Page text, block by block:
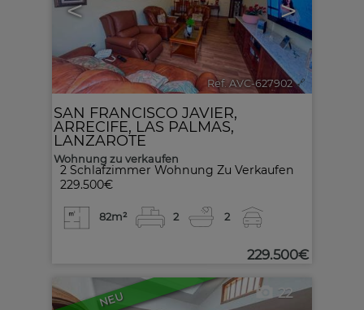
< >
Ref. AVC-627902 🔗
2 Schlafzimmer Wohnung Zu Verkaufen
229.500€
SAN FRANCISCO JAVIER,
ARRECIFE, LAS PALMAS,
LANZAROTE
Wohnung zu verkaufen
82m² 2 2
229.500€
NEU 22